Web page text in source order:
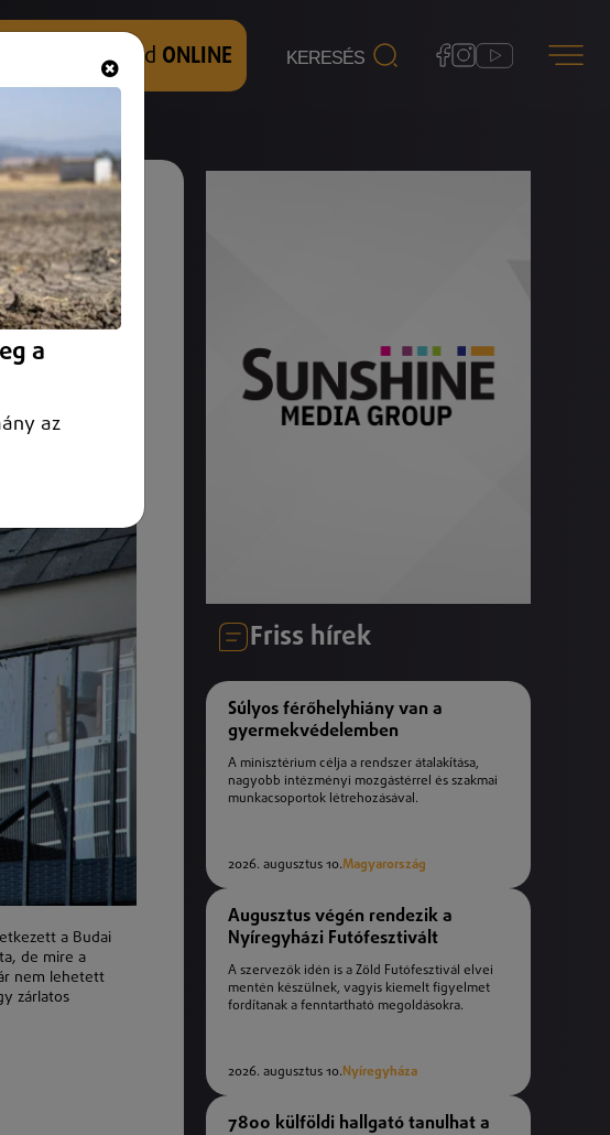
Hallgasd és nézd ONLINE
a Budai
de mire a
nem lehetett
zárlatos
Friss hírek
Súlyos férőhelyhiány van a
gyermekvédelemben
A minisztérium célja a rendszer átalakítása,
nagyobb intézményi mozgástérrel és szakmai
munkacsoportok létrehozásával.
2026. augusztus 10.Magyarország
Augusztus végén rendezik a
Nyíregyházi Futófesztivált
A szervezők idén is a Zöld Futófesztivál elvei
mentén készülnek, vagyis kiemelt figyelmet
fordítanak a fenntartható megoldásokra.
2026. augusztus 10. Nyíregyháza
7800 külföldi hallgató tanulhat a
a
az